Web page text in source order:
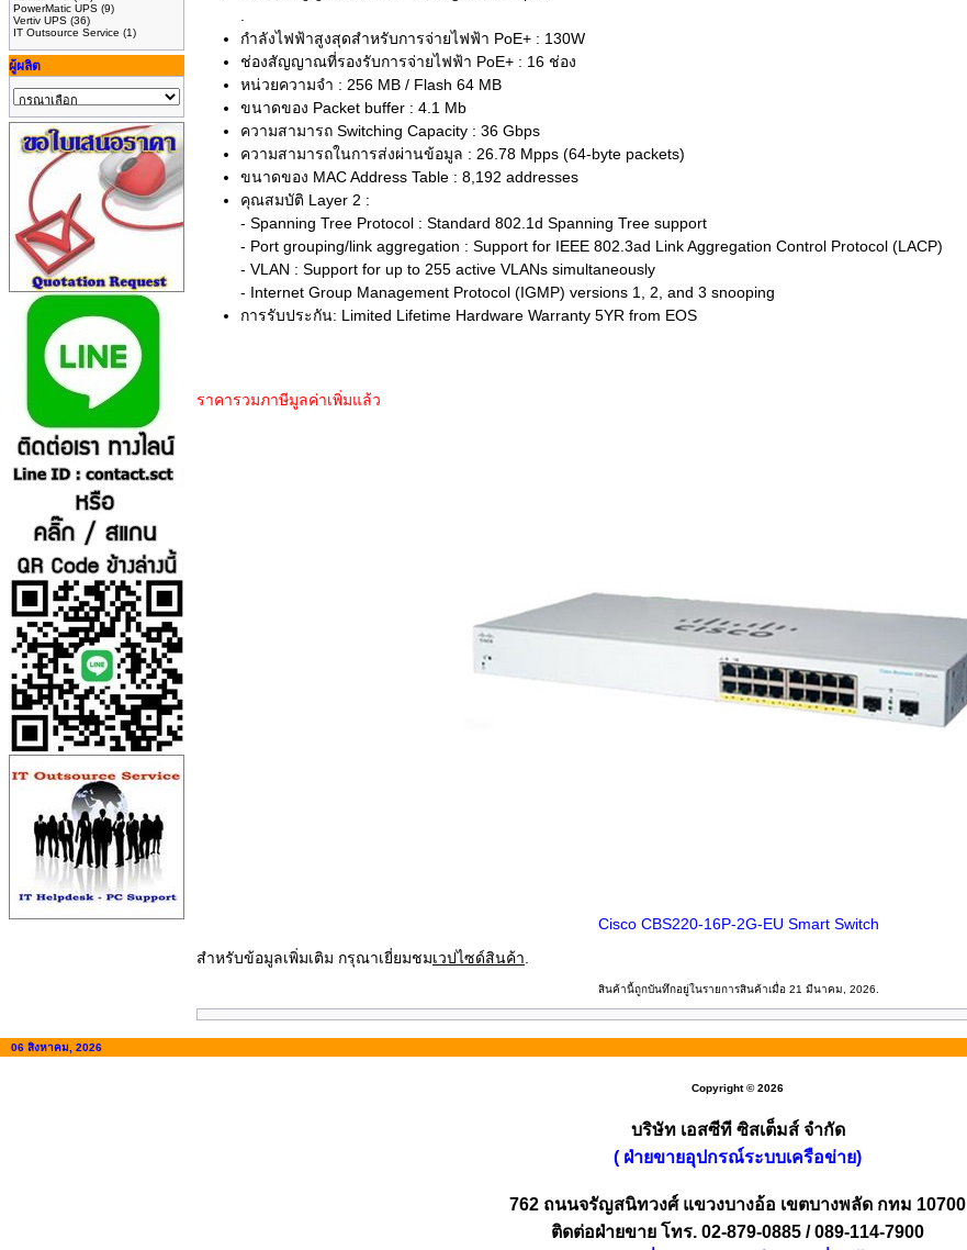
PowerMatic UPS (9)
Vertiv UPS (36)
IT Outsource Service (1)
ผู้ผลิต
.
กำลังไฟฟ้าสูงสุดสำหรับการจ่ายไฟฟ้า PoE+ : 130W
ช่องสัญญาณที่รองรับการจ่ายไฟฟ้า PoE+ : 16 ช่อง
หน่วยความจำ : 256 MB / Flash 64 MB
ขนาดของ Packet buffer : 4.1 Mb
ความสามารถ Switching Capacity : 36 Gbps
ความสามารถในการส่งผ่านข้อมูล : 26.78 Mpps (64-byte packets)
ขนาดของ MAC Address Table : 8,192 addresses
คุณสมบัติ Layer 2 :
- Spanning Tree Protocol : Standard 802.1d Spanning Tree support
- Port grouping/link aggregation : Support for IEEE 802.3ad Link Aggregation Control Protocol (LACP)
- VLAN : Support for up to 255 active VLANs simultaneously
- Internet Group Management Protocol (IGMP) versions 1, 2, and 3 snooping
การรับประกัน: Limited Lifetime Hardware Warranty 5YR from EOS
ราคารวมภาษีมูลค่าเพิ่มแล้ว
Cisco CBS220-16P-2G-EU Smart Switch
สำหรับข้อมูลเพิ่มเติม กรุณาเยี่ยมชมเวปไซด์สินค้า
สินค้านี้ถูกบันทึกอยู่ในรายการสินค้าเมื่อ 21 มีนาคม, 2026.
06 สิงหาคม, 2026
Copyright © 2026
บริษัท เอสซีที ซิสเต็มส์ จำกัด
( ฝ่ายขายอุปกรณ์ระบบเครือข่าย)
762 ถนนจรัญสนิทวงศ์ แขวงบางอ้อ เขตบางพลัด กทม 10700
ติดต่อฝ่ายขาย โทร. 02-879-0885 / 089-114-7900